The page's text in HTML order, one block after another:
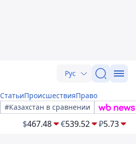
Рус
СтатьиПроисшествияПраво
#Казахстан в сравнении
$467.48 €539.52 ₽5.73